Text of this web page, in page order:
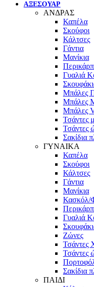
ΑΞΕΣΟΥΑΡ
ΑΝΔΡΑΣ
Καπέλα
Σκούφοι
Κάλτσες
Γάντια
Μανίκια
Γυαλιά
Μπάλες
Μπάλες
Μπάλες
Τσάντες
Τσάντες
Σακίδια
ΓΥΝΑΙΚΑ
Καπέλα
Σκούφοι
Κάλτσες
Γάντια
Μανίκια
Κασκόλ/
Γυαλιά
Ζώνες
Τσάντες
Τσάντες
Σακίδια
ΠΑΙΔΙ